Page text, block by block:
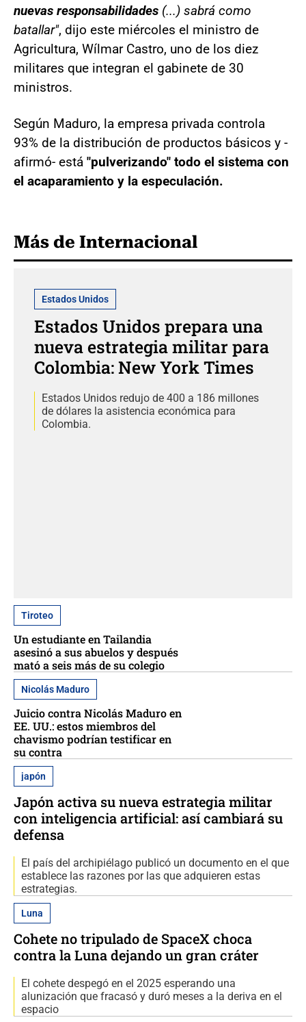
nuevas responsabilidades (...) sabrá como
batallar", dijo este miércoles el ministro de
Agricultura, Wílmar Castro, uno de los diez
militares que integran el gabinete de 30
ministros.
Según Maduro, la empresa privada controla
93% de la distribución de productos básicos y -
afirmó- está "pulverizando" todo el sistema con
el acaparamiento y la especulación.
Más de Internacional
Estados Unidos
Estados Unidos prepara una
nueva estrategia militar para
Colombia: New York Times
Estados Unidos redujo de 400 a 186 millones
de dólares la asistencia económica para
Colombia.
Tiroteo
Un estudiante en Tailandia
asesinó a sus abuelos y después
mató a seis más de su colegio
Nicolás Maduro
Juicio contra Nicolás Maduro en
EE. UU.: estos miembros del
chavismo podrían testificar en
su contra
japón
Japón activa su nueva estrategia militar
con inteligencia artificial: así cambiará su
defensa
El país del archipiélago publicó un documento en el que
establece las razones por las que adquieren estas
estrategias.
Luna
Cohete no tripulado de SpaceX choca
contra la Luna dejando un gran cráter
El cohete despegó en el 2025 esperando una
alunización que fracasó y duró meses a la deriva en el
espacio